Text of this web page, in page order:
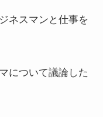
ネスマンと仕事を
について議論した